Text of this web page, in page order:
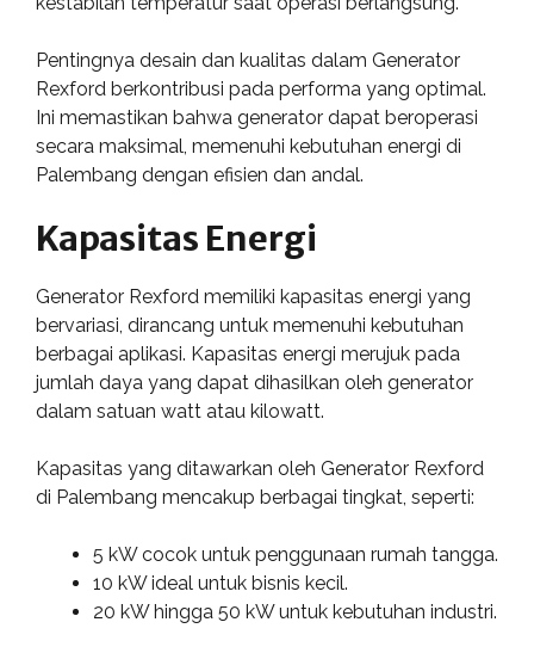
Pentingnya desain dan kualitas dalam Generator
Rexford berkontribusi pada performa yang optimal.
Ini memastikan bahwa generator dapat beroperasi
secara maksimal, memenuhi kebutuhan energi di
Palembang dengan efisien dan andal.
Kapasitas Energi
Generator Rexford memiliki kapasitas energi yang
bervariasi, dirancang untuk memenuhi kebutuhan
berbagai aplikasi. Kapasitas energi merujuk pada
jumlah daya yang dapat dihasilkan oleh generator
dalam satuan watt atau kilowatt.
Kapasitas yang ditawarkan oleh Generator Rexford
di Palembang mencakup berbagai tingkat, seperti:
5 kW cocok untuk penggunaan rumah tangga.
10 kW ideal untuk bisnis kecil.
20 kW hingga 50 kW untuk kebutuhan industri.